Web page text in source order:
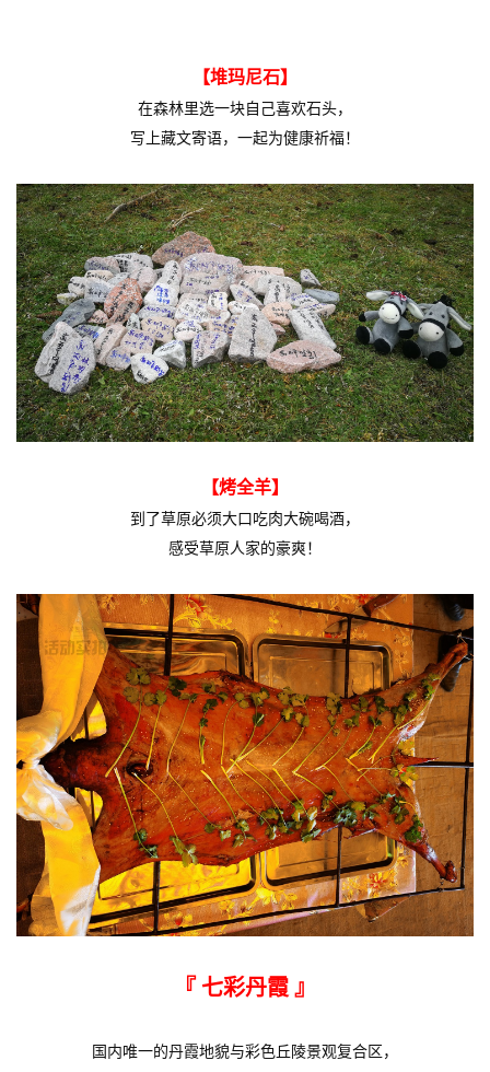
【堆玛尼石】
在森林里选一块自己喜欢石头，
写上藏文寄语，一起为健康祈福！
【烤全羊】
到了草原必须大口吃肉大碗喝酒，
感受草原人家的豪爽！
『 七彩丹霞 』
国内唯一的丹霞地貌与彩色丘陵景观复合区，